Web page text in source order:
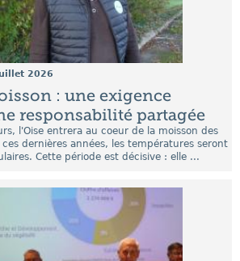
2026
: une exigence
responsabilité partagée
l'Oise entrera au coeur de la moisson des
dernières années, les températures seront
Cette période est décisive : elle ...